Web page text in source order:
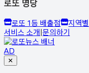
로또 명당
로또 1등 배출점
지역
서비스 소개|문의하기
AD
✕